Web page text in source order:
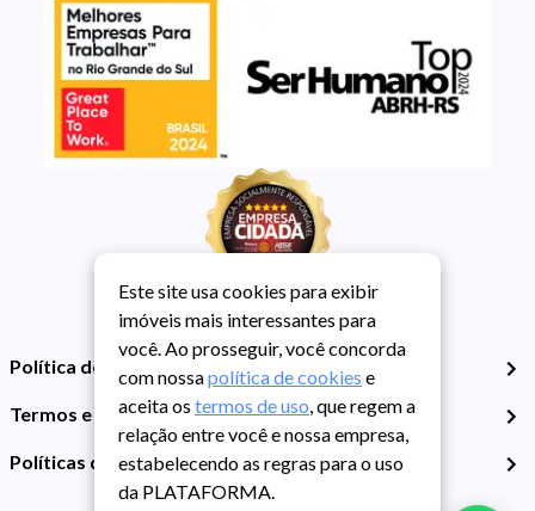
Política de Privacidade
Termos e Condições de Uso
Políticas de Cookies
Este site usa cookies para exibir
imóveis mais interessantes para
você. Ao prosseguir, você concorda
com nossapolítica de cookies e
aceita os termos de uso, que regem a
relação entre você e nossa empresa,
estabelecendo as regras para o uso
da PLATAFORMA.